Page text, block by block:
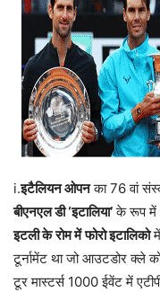
i.इटैलियन ओपनका 76 वां
बीएनएल डी ‘इटालिया’के रूप में
इटली के रोम में फोरो इटालिकोमें
टूर्नामेंट था जो आउटडोर क्ले
टूर मास्टर्स 1000 ईवेंट में